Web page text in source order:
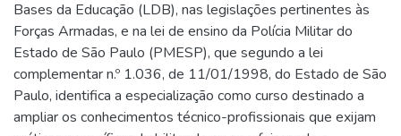
Bases da Educação (LDB), nas legislações pertinentes às
Forças Armadas, e na lei de ensino da Polícia Militar do
Estado de São Paulo (PMESP), que segundo a lei
complementar n.º 1.036, de 11/01/1998, do Estado de São
Paulo, identifica a especialização como curso destinado a
ampliar os conhecimentos técnico-profissionais que exijam